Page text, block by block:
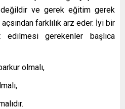
ve gerek eğitim gerek
farklılık arz eder. İyi bir
edilmesi gerekenler başlıca
olmalı,